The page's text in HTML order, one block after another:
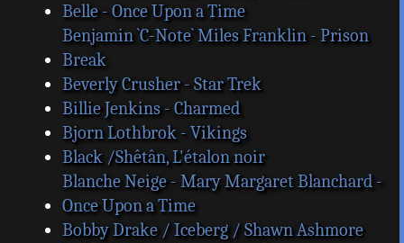
Belle - Once Upon a Time
Benjamin `C-Note` Miles Franklin - Prison
Break
Beverly Crusher - Star Trek
Billie Jenkins - Charmed
Bjorn Lothbrok - Vikings
Black /Shêtân, L'étalon noir
Blanche Neige - Mary Margaret Blanchard -
Once Upon a Time
Bobby Drake / Iceberg / Shawn Ashmore